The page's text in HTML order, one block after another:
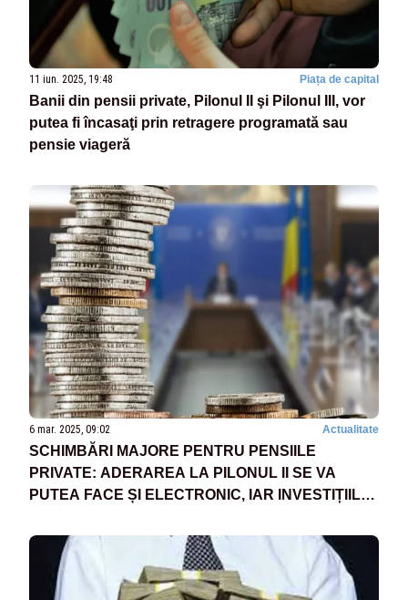
11 iun. 2025, 19:48 Piața de capital
Banii din pensii private, Pilonul II şi Pilonul III, vor
putea fi încasaţi prin retragere programată sau
pensie viageră
6 mar. 2025, 09:02 Actualitate
SCHIMBĂRI MAJORE PENTRU PENSIILE
PRIVATE: ADERAREA LA PILONUL II SE VA
PUTEA FACE ȘI ELECTRONIC, IAR INVESTIȚIILE